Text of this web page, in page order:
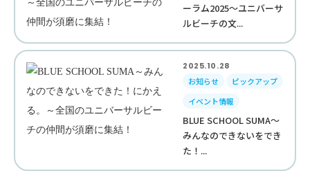
ーラム2025～ユニバーサ
ルビーチの文...
2025.10.28
お知らせ
ピックアップ
イベント情報
BLUE SCHOOL SUMA～
みんなのできないをでき
た！...